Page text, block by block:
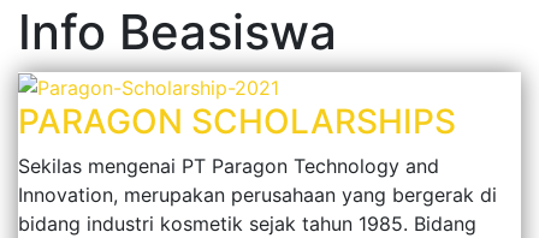
Info Beasiswa
PARAGON SCHOLARSHIPS
Sekilas mengenai PT Paragon Technology and
Innovation, merupakan perusahaan yang bergerak di
bidang industri kosmetik sejak tahun 1985. Bidang